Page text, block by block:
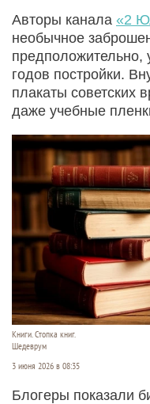
Авторы канала «2
необычное
предположительно,
годов постройки.
плакаты советских
даже учебные
Книги. Стопка книг.
Шедеврум
3 июня 2026 в 08:35
Блогеры показали